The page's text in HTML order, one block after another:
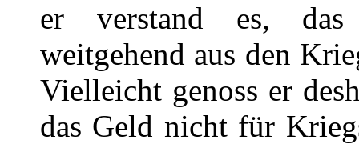
er verstand es, das
weitgehend aus den
Vielleicht genoss er
das Geld nicht für